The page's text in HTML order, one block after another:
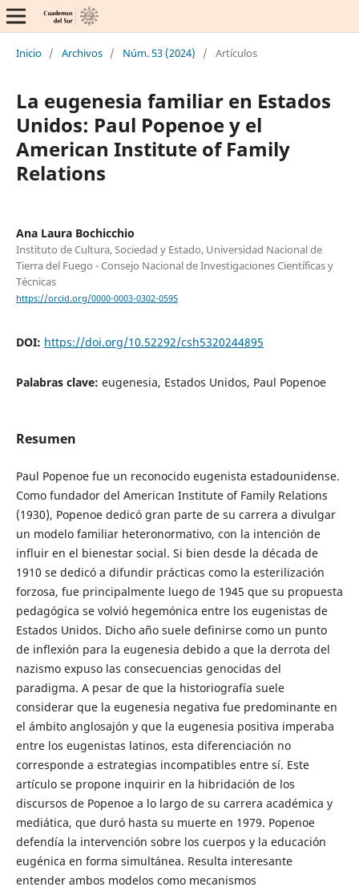
Inicio / Archivos / Núm. 53 (2024) / Artículos
La eugenesia familiar en Estados
Unidos: Paul Popenoe y el
American Institute of Family
Relations
Ana Laura Bochicchio
Instituto de Cultura, Sociedad y Estado, Universidad Nacional de
Tierra del Fuego - Consejo Nacional de Investigaciones Científicas y
Técnicas
https://orcid.org/0000-0003-0302-0595
DOI: https://doi.org/10.52292/csh5320244895
Palabras clave: eugenesia, Estados Unidos, Paul Popenoe
Resumen
Paul Popenoe fue un reconocido eugenista estadounidense.
Como fundador del American Institute of Family Relations
(1930), Popenoe dedicó gran parte de su carrera a divulgar
un modelo familiar heteronormativo, con la intención de
influir en el bienestar social. Si bien desde la década de
1910 se dedicó a difundir prácticas como la esterilización
forzosa, fue principalmente luego de 1945 que su propuesta
pedagógica se volvió hegemónica entre los eugenistas de
Estados Unidos. Dicho año suele definirse como un punto
de inflexión para la eugenesia debido a que la derrota del
nazismo expuso las consecuencias genocidas del
paradigma. A pesar de que la historiografía suele
considerar que la eugenesia negativa fue predominante en
el ámbito anglosajón y que la eugenesia positiva imperaba
entre los eugenistas latinos, esta diferenciación no
corresponde a estrategias incompatibles entre sí. Este
artículo se propone inquirir en la hibridación de los
discursos de Popenoe a lo largo de su carrera académica y
mediática, que duró hasta su muerte en 1979. Popenoe
defendía la intervención sobre los cuerpos y la educación
eugénica en forma simultánea. Resulta interesante
entender ambos modelos como mecanismos